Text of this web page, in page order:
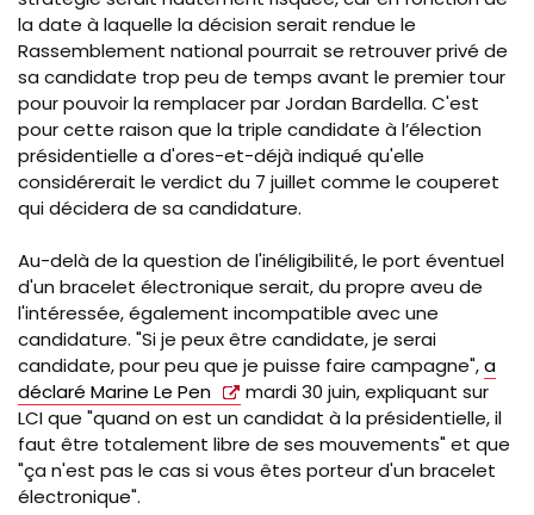
la date à laquelle la décision serait rendue le
Rassemblement national pourrait se retrouver privé de
sa candidate trop peu de temps avant le premier tour
pour pouvoir la remplacer par Jordan Bardella. C'est
pour cette raison que la triple candidate à l’élection
présidentielle a d'ores-et-déjà indiqué qu'elle
considérerait le verdict du 7 juillet comme le couperet
qui décidera de sa candidature.
Au-delà de la question de l'inéligibilité, le port éventuel
d'un bracelet électronique serait, du propre aveu de
l'intéressée, également incompatible avec une
candidature. "Si je peux être candidate, je serai
candidate, pour peu que je puisse faire campagne",a
déclaré Marine Le Pen
mardi 30 juin, expliquant sur
LCI que "quand on est un candidat à la présidentielle, il
faut être totalement libre de ses mouvements" et que
"ça n'est pas le cas si vous êtes porteur d'un bracelet
électronique".